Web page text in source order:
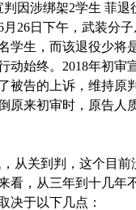
因涉绑架2学生 菲退
月26日下午，武装分
学生，而该退役少将
动始终。2018年初审
被告的上诉，维持
原来初审时，原告人
从关到判，这个目前
看，从三年到十几年
决于以下几点：